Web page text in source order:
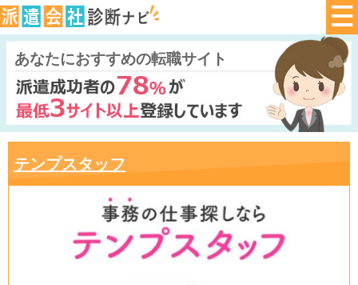
あなたにおすすめの転職サイト
テンプスタッフ